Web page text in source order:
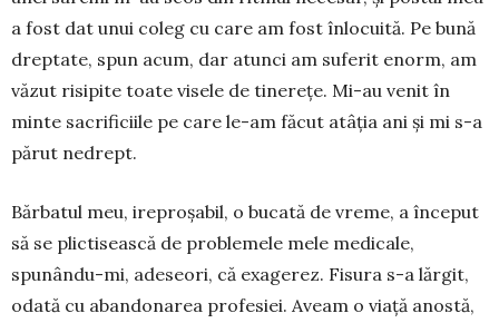
a fost dat unui coleg cu care am fost înlo­cuită. Pe bună
drep­tate, spun acum, dar atunci am suferit enorm, am
văzut risipite toate visele de tinerețe. Mi-au venit în
minte sa­crificiile pe care le-am făcut atâția ani și mi s-a
părut ne­drept.
Bărbatul meu, ireproșabil, o bucată de vreme, a început
să se plictisească de problemele mele medicale,
spunându-mi, adeseori, că exagerez. Fisura s-a lărgit,
odată cu abandonarea profesiei. Aveam o viață anostă,